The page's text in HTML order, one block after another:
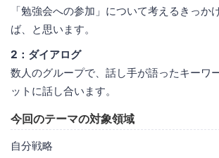
「勉強会への参加」について考えるきっか
ば、と思います。
2：ダイアログ
数人のグループで、話し手が語ったキーワ
ットに話し合います。
今回のテーマの対象領域
自分戦略